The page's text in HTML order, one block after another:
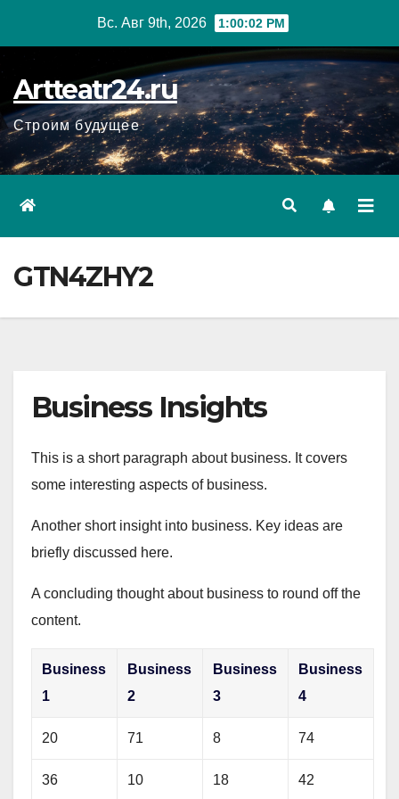
Вс. Авг 9th, 2026 1:00:03 PM
Artteatr24.ru
Строим будущее
GTN4ZHY2
Business Insights
This is a short paragraph about business. It covers
some interesting aspects of business.
Another short insight into business. Key ideas are
briefly discussed here.
A concluding thought about business to round off the
content.
Business
1
Business
2
Business
3
Business
4
20 71 8 74
36 10 18 42